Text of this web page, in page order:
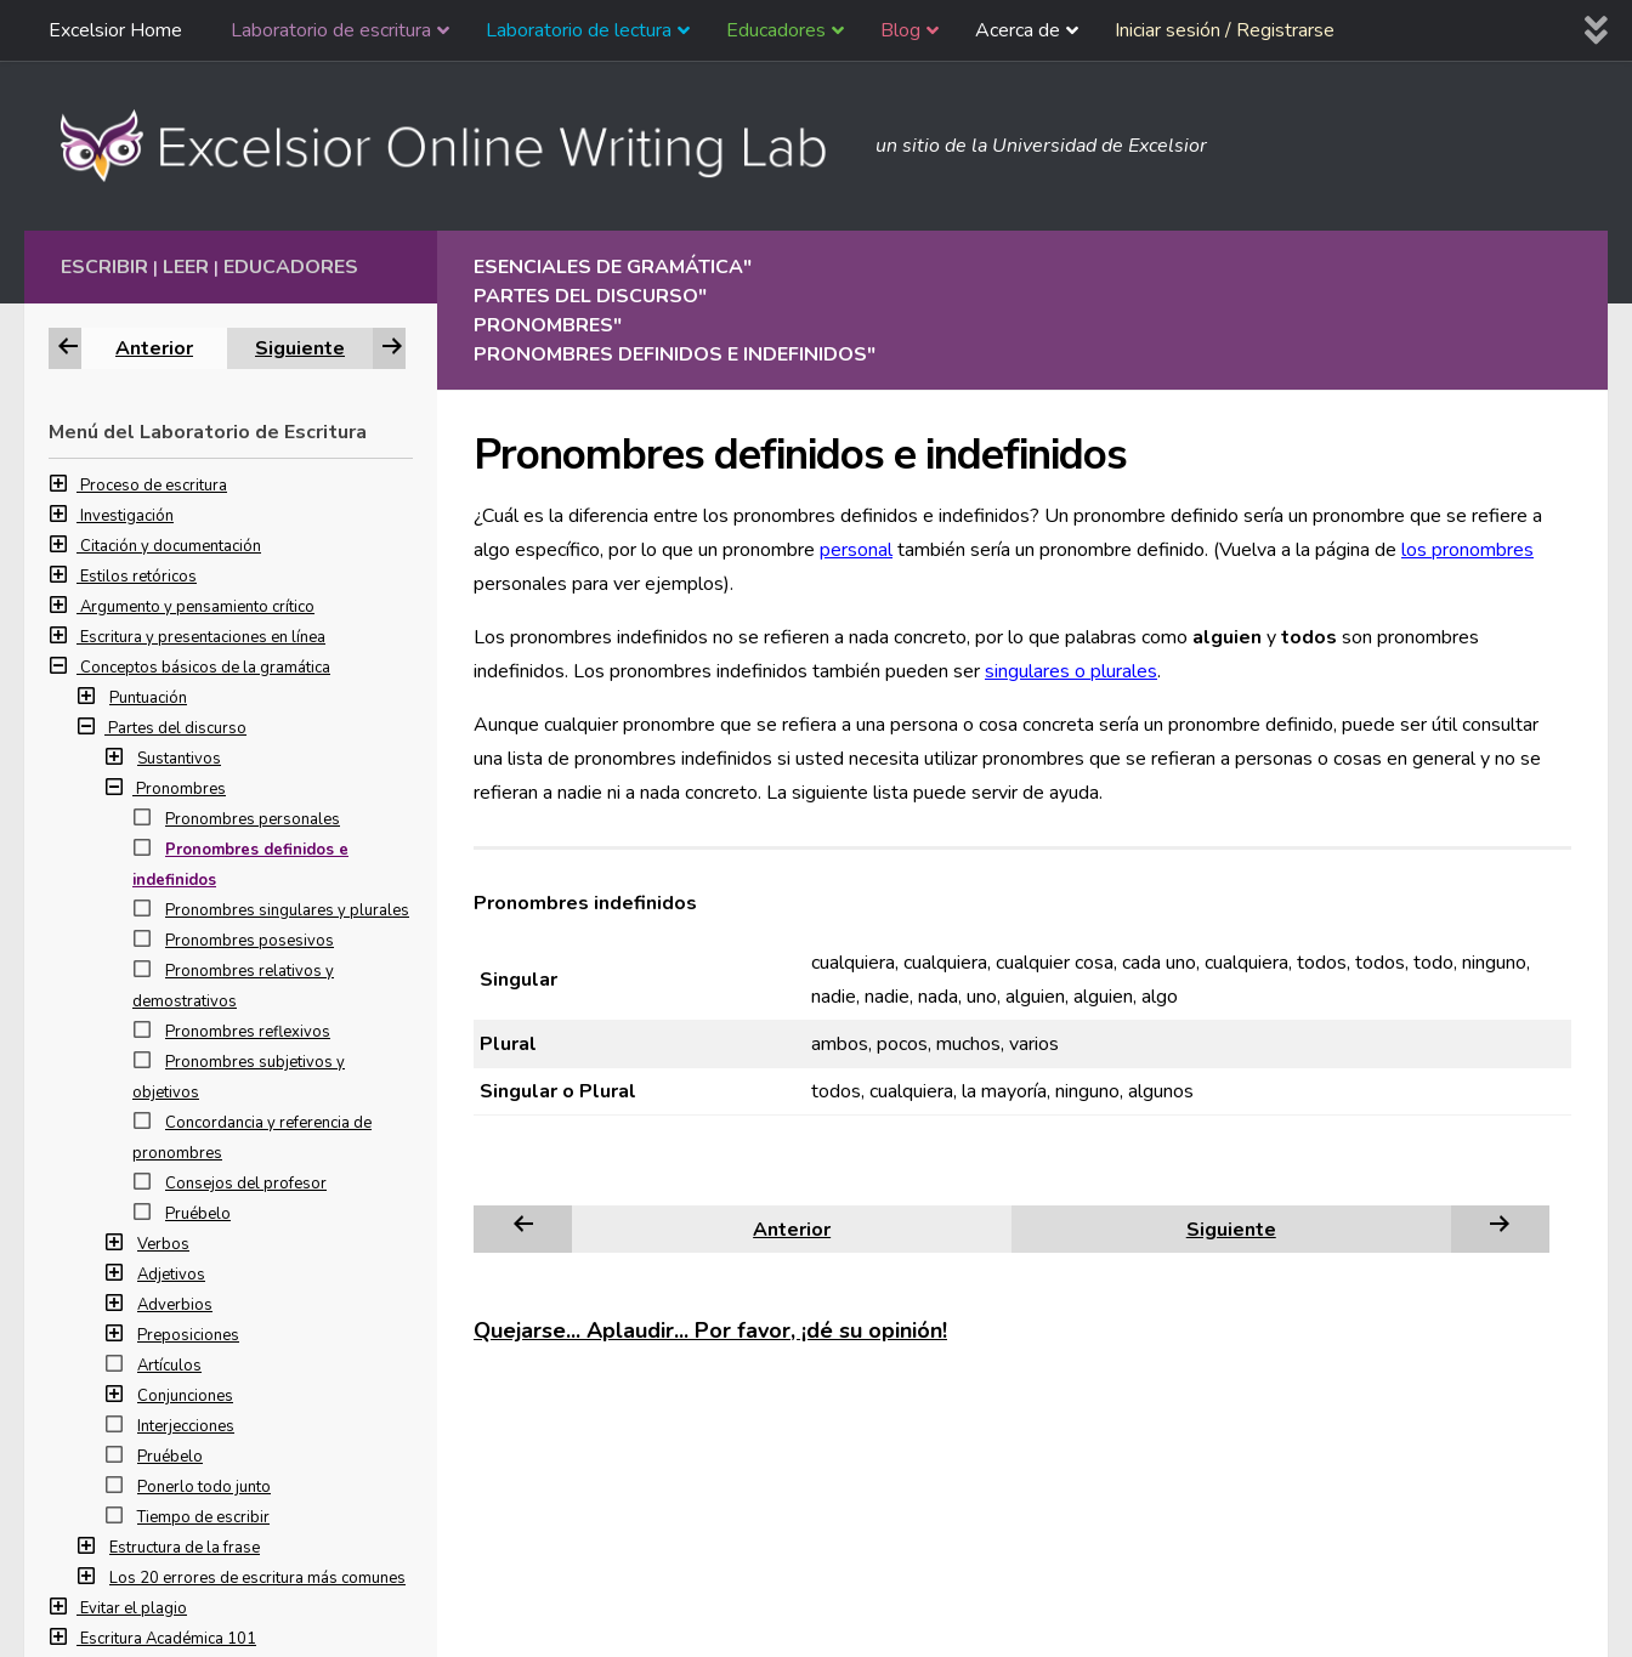
Ir al contenido
navegación
Excelsior Home Laboratorio de escritura Laboratorio de lectura Educadores Blog Acerca de Iniciar sesión / Registrarse
un sitio de la Universidad de Excelsior
ESENCIALES DE GRAMÁTICA"
PARTES DEL DISCURSO"
PRONOMBRES"
PRONOMBRES DEFINIDOS E INDEFINIDOS"
Pronombres definidos e indefinidos
¿Cuál es la diferencia entre los pronombres definidos e indefinidos? Un pronombre definido sería un pronombre que se refiere a
algo específico, por lo que un pronombre personaltambién sería un pronombre definido. (Vuelva a la página de los pronombres
personales para ver ejemplos).
Los pronombres indefinidos no se refieren a nada concreto, por lo que palabras como alguien ytodos son pronombres
indefinidos. Los pronombres indefinidos también pueden sersingulares o plurales.
Aunque cualquier pronombre que se refiera a una persona o cosa concreta sería un pronombre definido, puede ser útil consultar
una lista de pronombres indefinidos si usted necesita utilizar pronombres que se refieran a personas o cosas en general y no se
refieran a nadie ni a nada concreto. La siguiente lista puede servir de ayuda.
Pronombres indefinidos
Singular
cualquiera, cualquiera, cualquier cosa, cada uno, cualquiera, todos, todos, todo, ninguno,
nadie, nadie, nada, uno, alguien, alguien, algo
Plural
ambos, pocos, muchos, varios
Singular o Plural
todos, cualquiera, la mayoría, ninguno, algunos
Anterior Siguiente
Quejarse... Aplaudir... Por favor, ¡dé su opinión!
ESCRIBIR | LEER | EDUCADORES
Anterior Siguiente
Menú del Laboratorio de Escritura
Proceso de escritura
Investigación
Citación y documentación
Estilos retóricos
Argumento y pensamiento crítico
Escritura y presentaciones en línea
Conceptos básicos de la gramática
Puntuación
Partes del discurso
Sustantivos
Pronombres
Pronombres personales
Pronombres definidos e
indefinidos
Pronombres singulares y plurales
Pronombres posesivos
Pronombres relativos y
demostrativos
Pronombres reflexivos
Pronombres subjetivos y
objetivos
Concordancia y referencia de
pronombres
Consejos del profesor
Pruébelo
Verbos
Adjetivos
Adverbios
Preposiciones
Artículos
Conjunciones
Interjecciones
Pruébelo
Ponerlo todo junto
Tiempo de escribir
Estructura de la frase
Los 20 errores de escritura más comunes
Evitar el plagio
Escritura Académica 101